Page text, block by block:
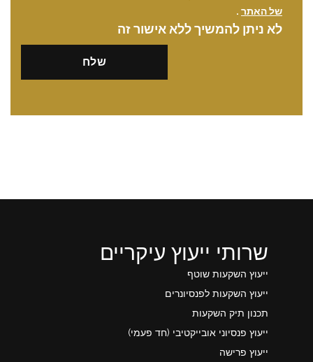
של האתר .
לא ניתן להמשיך ללא אישור זה
שרותי ייעוץ עיקריים
ייעוץ השקעות שוטף
ייעוץ השקעות לפנסיונרים
תכנון תיק השקעות
ייעוץ פנסיוני אובייקטיבי (חד פעמי)
ייעוץ פרישה